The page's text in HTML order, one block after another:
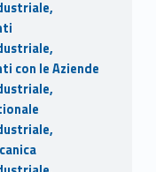
con le Aziende